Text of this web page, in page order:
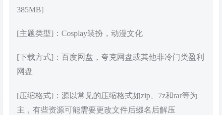
385MB]
[主题类型]：Cosplay装扮，动漫文化
[下载方式]：百度网盘，夸克网盘或其他非冷门类盈利
网盘
[压缩格式]：源以常见的压缩格式如zip、7z和rar等为
主，有些资源可能需要更改文件后缀名后解压